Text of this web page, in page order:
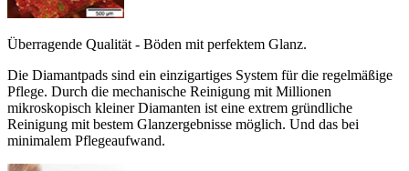
Überragende Qualität - Böden mit perfektem Glanz.
Die Diamantpads sind ein einzigartiges System für die regelmäßige
Pflege. Durch die mechanische Reinigung mit Millionen
mikroskopisch kleiner Diamanten ist eine extrem gründliche
Reinigung mit bestem Glanzergebnisse möglich. Und das bei
minimalem Pflegeaufwand.